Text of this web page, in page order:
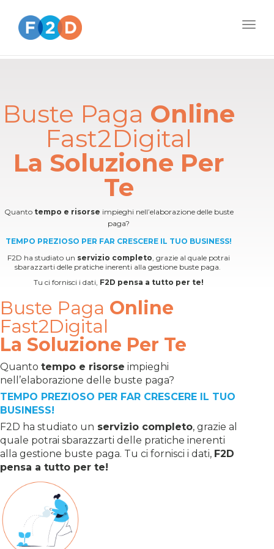
Buste Paga Online
Fast2Digital
La Soluzione Per
Te
Quanto tempo e risorse impieghi nell’elaborazione delle buste
paga?
TEMPO PREZIOSO PER FAR CRESCERE IL TUO BUSINESS!
F2D ha studiato un servizio completo , grazie al quale potrai
sbarazzarti delle pratiche inerenti alla gestione buste paga.
Tu ci fornisci i dati, F2D pensa a tutto per te!
Buste Paga Online
Fast2Digital
La Soluzione Per Te
Quanto tempo e risorse impieghi
nell’elaborazione delle buste paga?
TEMPO PREZIOSO PER FAR CRESCERE IL TUO
BUSINESS!
F2D ha studiato un servizio completo, grazie al
quale potrai sbarazzarti delle pratiche inerenti
alla gestione buste paga. Tu ci fornisci i dati, F2D
pensa a tutto per te!